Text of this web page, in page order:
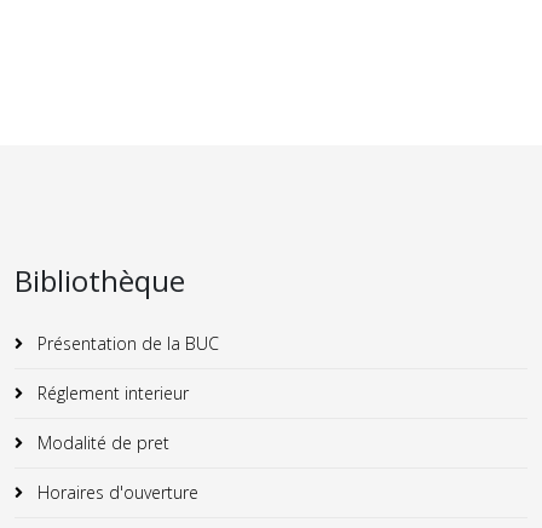
Bibliothèque
Présentation de la BUC
Réglement interieur
Modalité de pret
Horaires d'ouverture